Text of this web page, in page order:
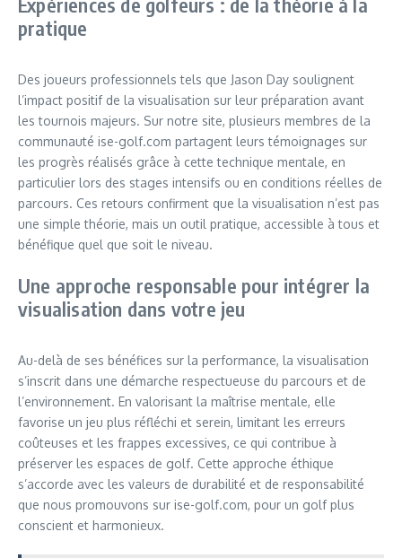
pratique
Des joueurs professionnels tels que Jason Day soulignent
l’impact positif de la visualisation sur leur préparation avant
les tournois majeurs. Sur notre site, plusieurs membres de la
communauté ise-golf.com partagent leurs témoignages sur
les progrès réalisés grâce à cette technique mentale, en
particulier lors des stages intensifs ou en conditions réelles de
parcours. Ces retours confirment que la visualisation n’est pas
une simple théorie, mais un outil pratique, accessible à tous et
bénéfique quel que soit le niveau.
Une approche responsable pour intégrer la
visualisation dans votre jeu
Au-delà de ses bénéfices sur la performance, la visualisation
s’inscrit dans une démarche respectueuse du parcours et de
l’environnement. En valorisant la maîtrise mentale, elle
favorise un jeu plus réfléchi et serein, limitant les erreurs
coûteuses et les frappes excessives, ce qui contribue à
préserver les espaces de golf. Cette approche éthique
s’accorde avec les valeurs de durabilité et de responsabilité
que nous promouvons sur ise-golf.com, pour un golf plus
conscient et harmonieux.